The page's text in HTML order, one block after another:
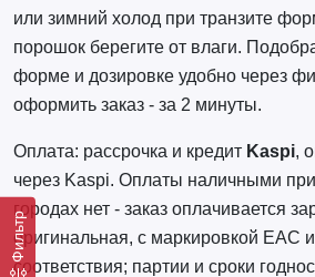
Фильтр
или зимний холод при транзите
порошок берегите от влаги.
форме и дозировке удобно через
оформить заказ - за 2 минуты.
Оплата: рассрочка и кредит Kaspi,
через Kaspi. Оплаты наличными
городах нет - заказ оплачивается
оригинальная, с маркировкой EAC
соответствия; партии и сроки